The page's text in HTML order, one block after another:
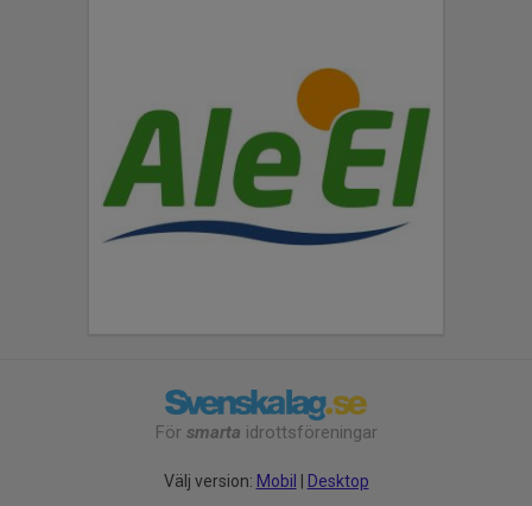
För smarta idrottsföreningar
Välj version: Mobil Desktop